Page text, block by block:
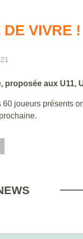
VIVRE !
aux U11,
joueurs présents